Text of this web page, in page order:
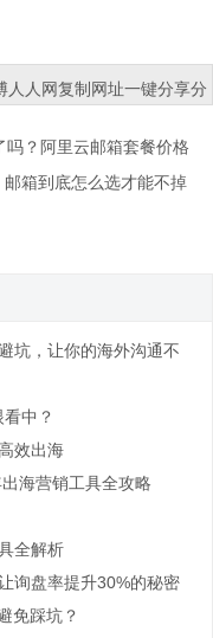
人人网复制网址一键分享分
？阿里云邮箱套餐价格
箱到底怎么选才能不掉
坑，让你的海外沟通不
中？
效出海
海营销工具全攻略
全解析
询盘率提升30%的秘密
免踩坑？